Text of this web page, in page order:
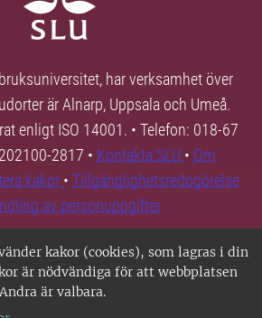
kakor (cookies), som lagras i din
är nödvändiga för att webbplatsen
är valbara.
har verksamhet över
är Alnarp, Uppsala och Umeå.
enligt ISO 14001. • Telefon: 018-67
2817 • Kontakta SLU • Om
kakor • Tillgänglighetsredogörelse
av personuppgifter